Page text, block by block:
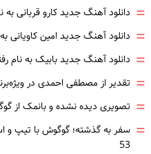
= دانلود آهنگ جدید کارو قربانی
= دانلود آهنگ جدید امین کاویانی
= دانلود آهنگ جدید بابیک به نام
= تقدیر از مصطفی احمدی در
= تصویری دیده نشده و بانمک از
=
53